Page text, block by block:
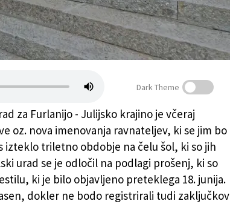
Trstu bo vodila dosedanja ravnateljica
(Fotodamj@n)
Dark Theme
za Furlanijo - Julijsko krajino je včeraj
oz. nova imenovanja ravnateljev, ki se jim bo
izteklo triletno obdobje na čelu šol, ki so jih
urad se je odločil na podlagi prošenj, ki so
ki je bilo objavljeno preteklega 18. junija.
dokler ne bodo registrirali tudi zaključkov